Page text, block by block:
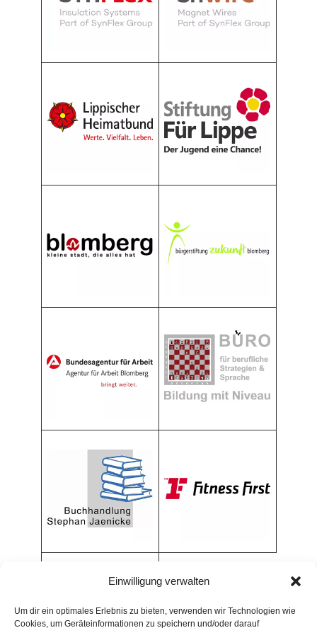
Einwilligung verwalten
Um dir ein optimales Erlebnis zu bieten, verwenden wir Technologien wie
Cookies, um Geräteinformationen zu speichern und/oder darauf